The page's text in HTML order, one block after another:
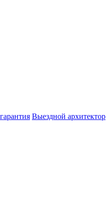
Выездной архитектор